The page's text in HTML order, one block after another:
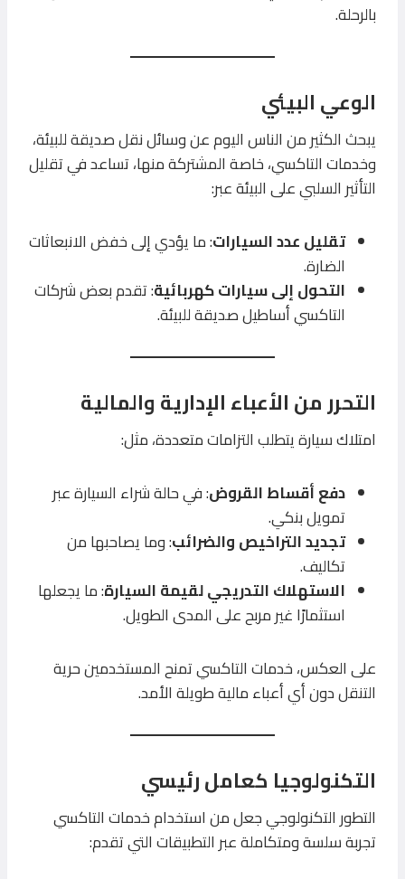
بالرحلة.
الوعي البيئي
يبحث الكثير من الناس اليوم عن وسائل نقل صديقة للبيئة،
وخدمات التاكسي، خاصة المشتركة منها، تساعد في تقليل
التأثير السلبي على البيئة عبر:
تقليل عدد السيارات: ما يؤدي إلى خفض الانبعاثات
الضارة.
التحول إلى سيارات كهربائية: تقدم بعض شركات
التاكسي أساطيل صديقة للبيئة.
التحرر من الأعباء الإدارية والمالية
امتلاك سيارة يتطلب التزامات متعددة، مثل:
دفع أقساط القروض: في حالة شراء السيارة عبر
تمويل بنكي.
تجديد التراخيص والضرائب: وما يصاحبها من
تكاليف.
الاستهلاك التدريجي لقيمة السيارة: ما يجعلها
استثمارًا غير مربح على المدى الطويل.
على العكس، خدمات التاكسي تمنح المستخدمين حرية
التنقل دون أي أعباء مالية طويلة الأمد.
التكنولوجيا كعامل رئيسي
التطور التكنولوجي جعل من استخدام خدمات التاكسي
تجربة سلسة ومتكاملة عبر التطبيقات التي تقدم: